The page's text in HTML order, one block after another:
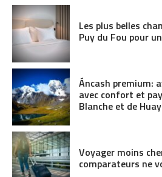
Les plus belles
Puy du Fou pour
Áncash premium:
avec confort et
Blanche et de
Voyager moins
comparateurs ne